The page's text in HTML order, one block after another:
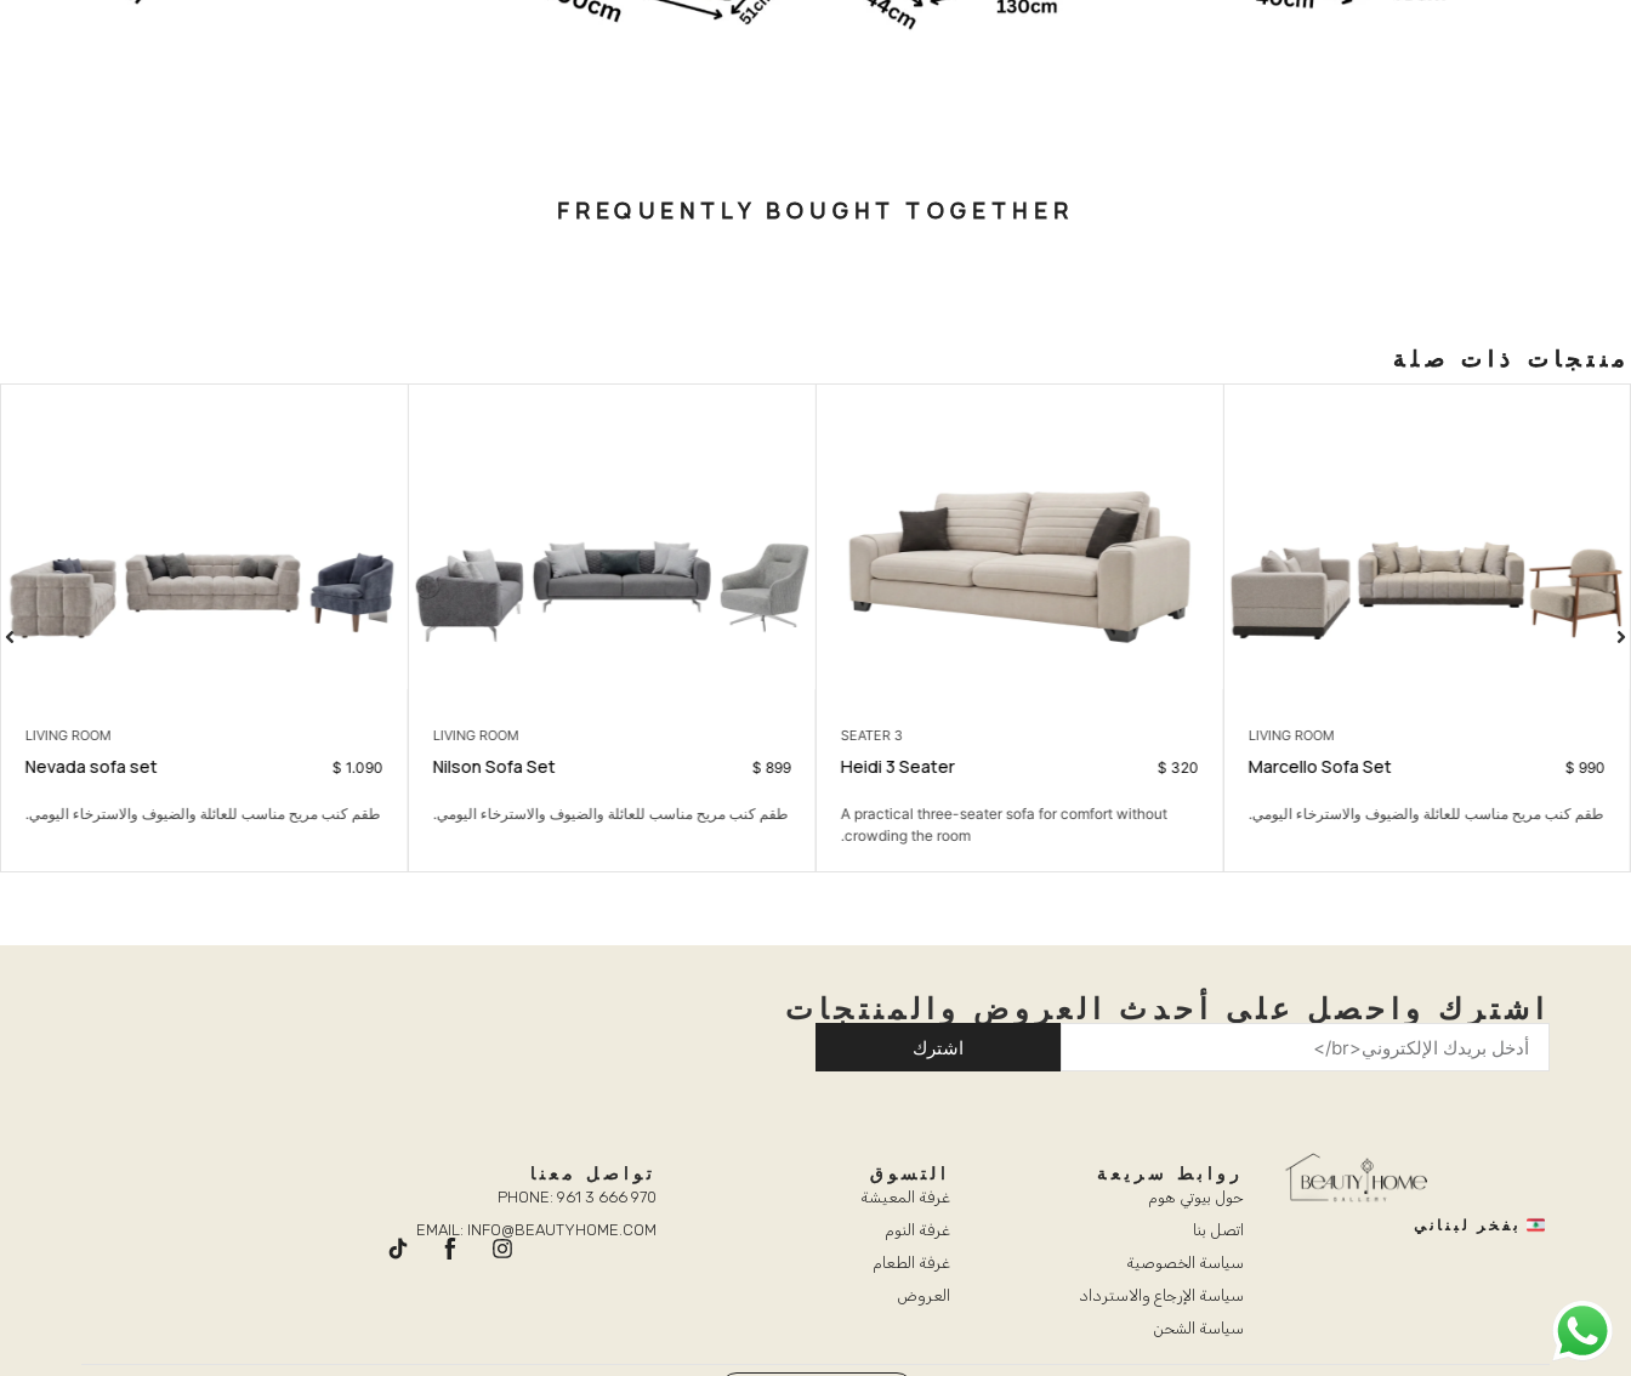
FREQUENTLY BOUGHT TOGETHER
منتجات ذات صلة
LIVING ROOM
Marcello Sofa Set 990
$
طقم كنب مريح مناسب للعائلة والضيوف والاسترخاء اليومي.
3 SEATER
Heidi 3 Seater 320
$
A practical three-seater sofa for comfort without
crowding the room.
LIVING ROOM
Nilson Sofa Set 899
$
طقم كنب مريح مناسب للعائلة والضيوف والاسترخاء اليومي.
LIVING ROOM
Nevada sofa set 1.090
$
طقم كنب مريح مناسب للعائلة والضيوف والاسترخاء اليومي.
اشترك واحصل على أحدث العروض والمنتجات
اشترك
بفخر لبناني
روابط سريعة
حول بيوتي هوم
اتصل بنا
سياسة الخصوصية
سياسة الإرجاع والاسترداد
سياسة الشحن
التسوق
غرفة المعيشة
غرفة النوم
غرفة الطعام
العروض
تواصل معنا
PHONE: 961 3 666 970
EMAIL: INFO@BEAUTYHOME.COM